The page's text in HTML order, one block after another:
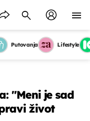
Putovanja Lifestyle
"Meni je sad
život